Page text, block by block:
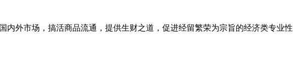
内外市场，搞活商品流通，提供生财之道，促进经留繁荣为宗旨的经济类专业性